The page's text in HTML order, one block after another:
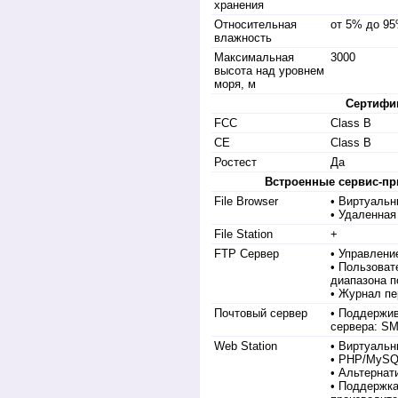
хранения
Относительная
влажность
от 5% до
Максимальная
высота над уровнем
моря, м
3000
FCC
Class B
CE
Class B
Ростест
Да
Встроенные сервис-
File Browser
•
•
File Station
+
FTP Сервер
•
•
диапазона
• Журнал
Почтовый сервер
•
сервера:
Web Station
•
• PHP/
•
•